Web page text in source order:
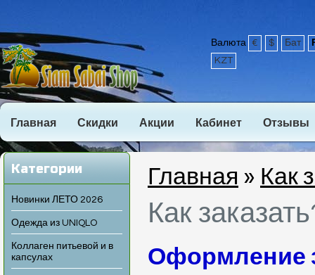
Валюта € $ Бат
KZT
Главная Скидки Акции Кабинет Отзывы
Категории
Новинки ЛЕТО 2026
Одежда из UNIQLO
Коллаген питьевой и в
капсулах
Главная » Как
Как
Оформление